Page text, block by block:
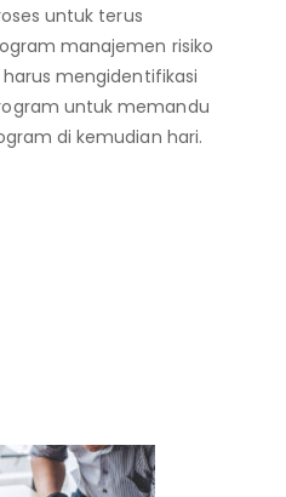
untuk terus
manajemen risiko
mengidentifikasi
untuk memandu
di kemudian hari.